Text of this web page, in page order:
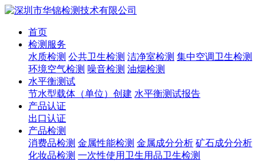
首页
检测服务
水质检测 公共卫生检测 洁净室检测 集中空调卫生检测
环境空气检测 噪音检测 油烟检测
水平衡测试
节水型载体（单位）创建 水平衡测试报告
产品认证
出口认证
产品检测
消费品检测 金属性能检测 金属成分分析 矿石成分分析
化妆品检测 一次性使用卫生用品卫生检测